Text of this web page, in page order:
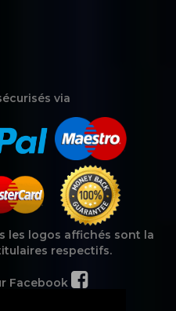
via
les logos affichés sont la
respectifs.
Facebook